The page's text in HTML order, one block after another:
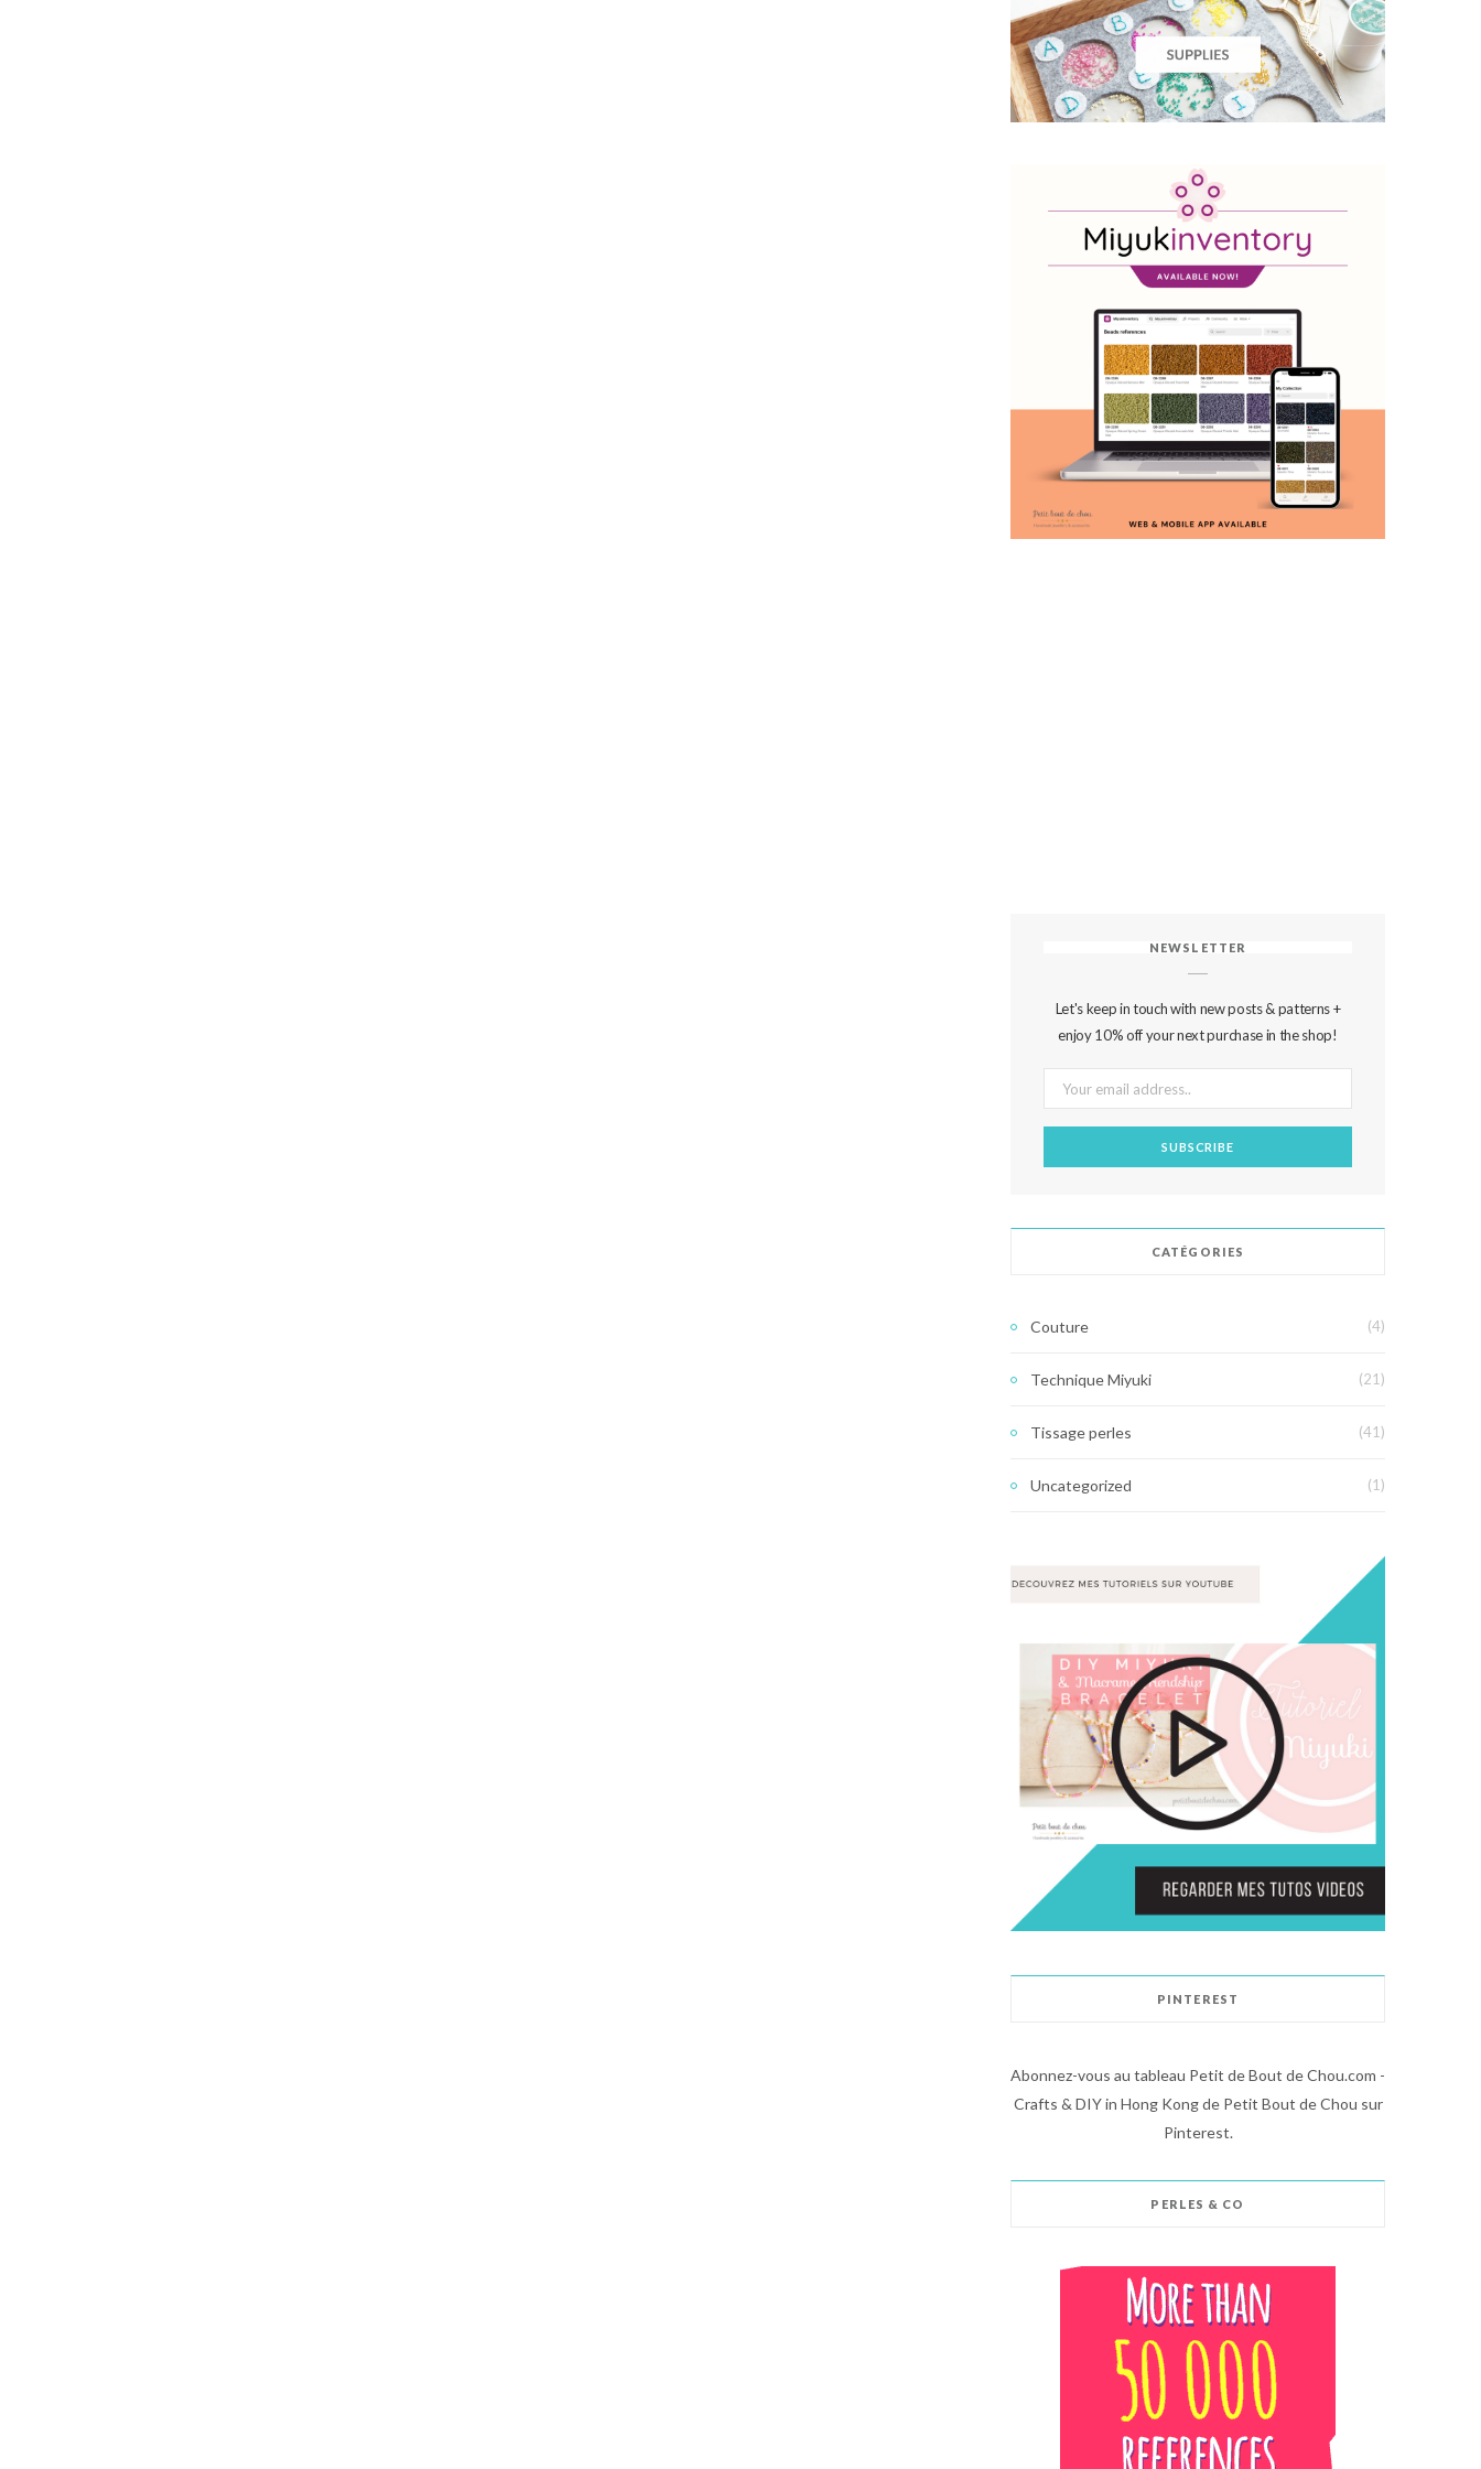
NEWSLETTER
Let's keep in touch with new posts & patterns +
enjoy 10% off your next purchase in the shop!
CATÉGORIES
Couture (4)
Technique Miyuki (21)
Tissage perles (41)
Uncategorized (1)
PINTEREST
Abonnez-vous au tableau Petit de Bout de Chou.com -
Crafts & DIY in Hong Kong de Petit Bout de Chou sur
Pinterest.
PERLES & CO